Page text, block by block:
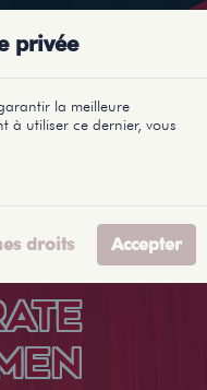
privée
la meilleure
à utiliser ce dernier, vous
droits Accepter